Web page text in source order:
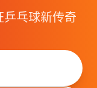
乓球新传奇